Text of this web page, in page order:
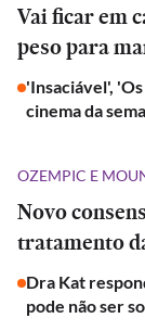
Vai ficar em
peso para
'Insaciável',
cinema da
OZEMPIC E
Novo
tratamento
Dra Kat
pode não ser